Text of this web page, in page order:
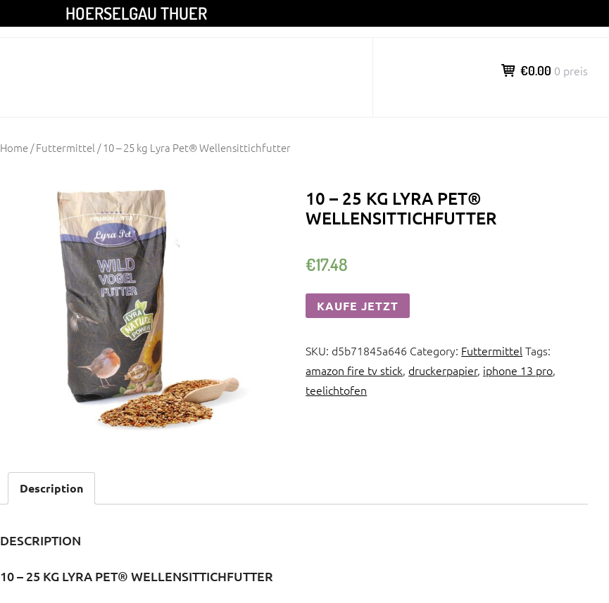
HOERSELGAU THUER
€0.00 0 preis
Home/Futtermittel / 10 – 25 kg Lyra Pet® Wellensittichfutter
10 – 25 KG LYRA PET®
WELLENSITTICHFUTTER
€17.48
KAUFE JETZT
SKU: d5b71845a646 Category: FuttermittelTags:
amazon fire tv stick, druckerpapier, iphone 13 pro,
teelichtofen
Description
DESCRIPTION
10 – 25 KG LYRA PET® WELLENSITTICHFUTTER